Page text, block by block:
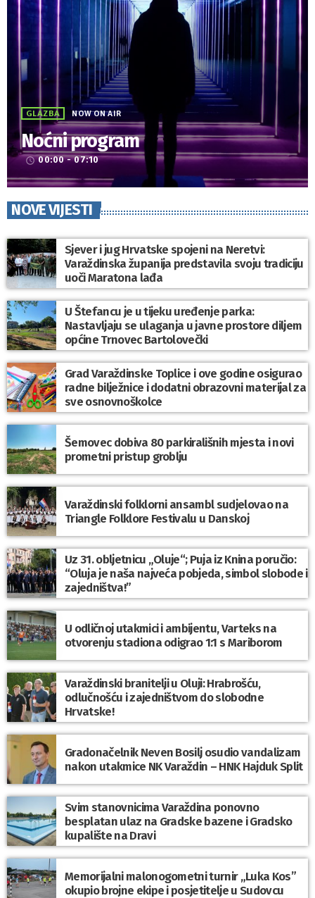
GLAZBA NOW ON AIR
Noćni program
access_time 00:00 - 07:10
NOVE VIJESTI
Sjever i jug Hrvatske spojeni na Neretvi:
Varaždinska županija predstavila svoju tradiciju
uoči Maratona lađa
U Štefancu je u tijeku uređenje parka:
Nastavljaju se ulaganja u javne prostore diljem
općine Trnovec Bartolovečki
Grad Varaždinske Toplice i ove godine osigurao
radne bilježnice i dodatni obrazovni materijal za
sve osnovnoškolce
Šemovec dobiva 80 parkirališnih mjesta i novi
prometni pristup groblju
Varaždinski folklorni ansambl sudjelovao na
Triangle Folklore Festivalu u Danskoj
Uz 31. obljetnicu „Oluje“; Puja iz Knina poručio:
“Oluja je naša najveća pobjeda, simbol slobode i
zajedništva!”
U odličnoj utakmici i ambijentu, Varteks na
otvorenju stadiona odigrao 1:1 s Mariborom
Varaždinski branitelji u Oluji: Hrabrošću,
odlučnošću i zajedništvom do slobodne
Hrvatske!
Gradonačelnik Neven Bosilj osudio vandalizam
nakon utakmice NK Varaždin – HNK Hajduk Split
Svim stanovnicima Varaždina ponovno
besplatan ulaz na Gradske bazene i Gradsko
kupalište na Dravi
Memorijalni malonogometni turnir „Luka Kos”
okupio brojne ekipe i posjetitelje u Sudovcu